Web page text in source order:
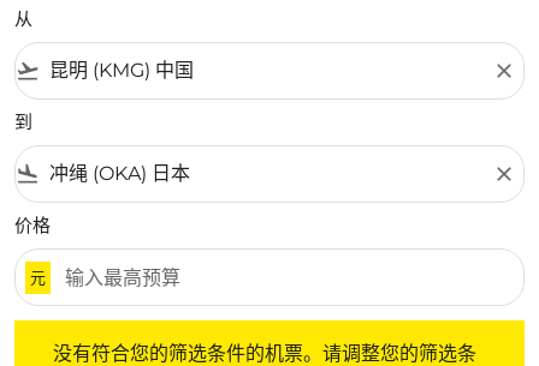
从
flight_takeoff close
到
flight_land close
价格
元
没有符合您的筛选条件的机票。请调整您的筛选条